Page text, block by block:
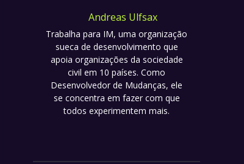
Andreas Ulfsax
Trabalha para IM, uma organização
sueca de desenvolvimento que
apoia organizações da sociedade
civil em 10 países. Como
Desenvolvedor de Mudanças, ele
se concentra em fazer com que
todos experimentem mais.